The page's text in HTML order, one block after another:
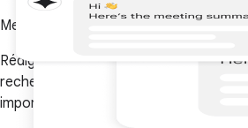
Messagerie moderne optimisée par l'IA
Rédigez des messages plus
recherches plus efficacement, trouvez
importantes et obtenez de l'aide avec